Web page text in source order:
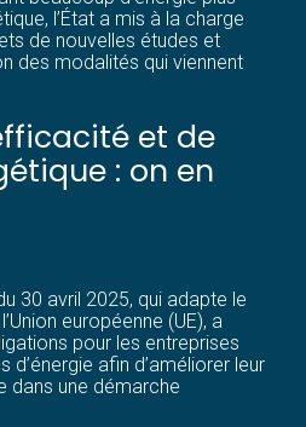
l’État a mis à la charge
de nouvelles études et
des modalités qui viennent
et de
: on en
30 avril 2025, qui adapte le
européenne (UE), a
pour les entreprises
afin d’améliorer leur
dans une démarche